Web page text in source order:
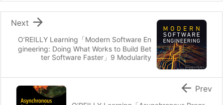
O’REILLY Learning「Modern Software En
gineering: Doing What Works to Build Bet
ter Software Faster」9 Modularity

Next
 Prev